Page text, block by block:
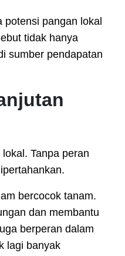
potensi pangan lokal
tidak hanya
sumber pendapatan
Tanpa peran
bercocok tanam.
dan membantu
berperan dalam
lagi banyak